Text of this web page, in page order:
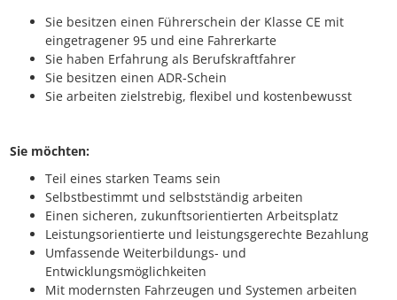
Sie besitzen einen Führerschein der Klasse CE mit
eingetragener 95 und eine Fahrerkarte
Sie haben Erfahrung als Berufskraftfahrer
Sie besitzen einen ADR-Schein
Sie arbeiten zielstrebig, flexibel und kostenbewusst
Sie möchten:
Teil eines starken Teams sein
Selbstbestimmt und selbstständig arbeiten
Einen sicheren, zukunftsorientierten Arbeitsplatz
Leistungsorientierte und leistungsgerechte Bezahlung
Umfassende Weiterbildungs- und
Entwicklungsmöglichkeiten
Mit modernsten Fahrzeugen und Systemen arbeiten